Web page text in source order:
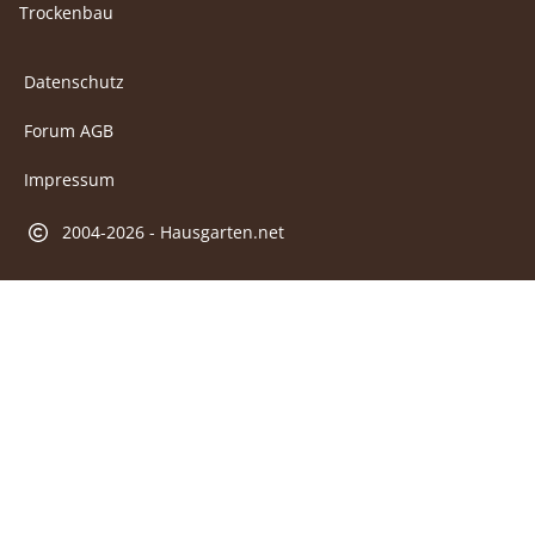
Trockenbau
Datenschutz
Forum AGB
Impressum
2004-2026 - Hausgarten.net